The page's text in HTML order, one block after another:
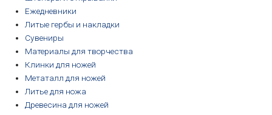
Ежедневники
Литые гербы и накладки
Сувениры
Материалы для творчества
Клинки для ножей
Метаталл для ножей
Литье для ножа
Древесина для ножей